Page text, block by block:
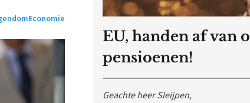
Economie
EU, handen af van
pensioenen!
Geachte heer Sleijpen,